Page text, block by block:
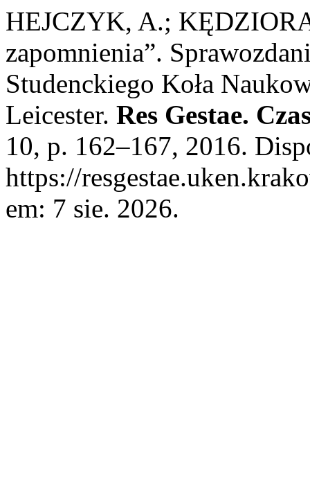
HEJCZYK, A.;
zapomnienia”.
Studenckiego Koła
Leicester. Res Gestae.
10, p. 162–167, 2016.
https://
em: 7 sie. 2026.